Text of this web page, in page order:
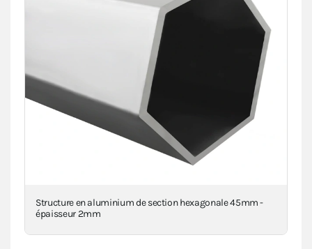
Structure en aluminium de section hexagonale 45mm -
épaisseur 2mm